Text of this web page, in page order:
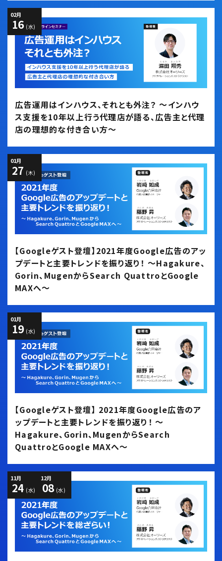
02月
16 (水)
広告運用はインハウス、それとも外注？ ～インハウ
ス支援を10年以上行う代理店が語る、広告主と代理
店の理想的な付き合い方～
01月
27 (木)
【Googleゲスト登壇】2021年度Google広告のアッ
プデートと主要トレンドを振り返り！ ～Hagakure、
Gorin、MugenからSearch QuattroとGoogle
MAXへ～
01月
19 (水)
【Googleゲスト登壇】 2021年度Google広告のア
ップデートと主要トレンドを振り返り！ ～
Hagakure、Gorin、MugenからSearch
QuattroとGoogle MAXへ～
11月
24 (水)
12月
08 (水)